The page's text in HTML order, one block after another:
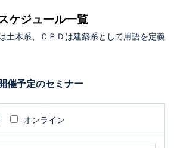
ケジュール一覧
土木系、ＣＰＤは建築系として用語を定義
催予定のセミナー
オンライン